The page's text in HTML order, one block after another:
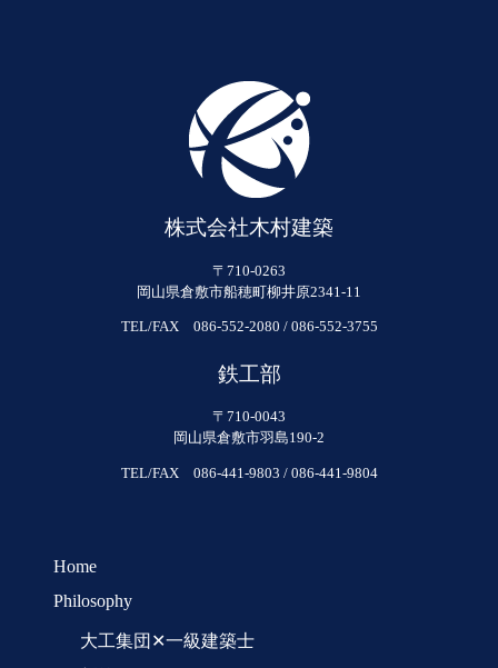
株式会社木村建築
〒710-0263
岡山県倉敷市船穂町柳井原2341-11
TEL/FAX 086-552-2080 / 086-552-3755
鉄工部
〒710-0043
岡山県倉敷市羽島190-2
TEL/FAX 086-441-9803 / 086-441-9804
Home
Philosophy
大工集団✕一級建築士